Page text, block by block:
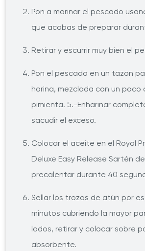
Pon a marinar el pescado
que acabas de preparar
Retirar y escurrir muy bien el
Pon el pescado en un tazon
harina, mezclada con un poco
pimienta. 5.-Enharinar
sacudir el exceso.
Colocar el aceite en el Royal
Deluxe Easy Release Sartén de
precalentar durante 40
Sellar los trozos de atún por
minutos cubriendo la mayor
lados, retirar y colocar sobre
absorbente.